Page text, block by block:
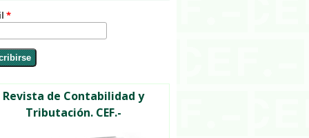
*
Revista de Contabilidad y
Tributación. CEF.-